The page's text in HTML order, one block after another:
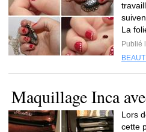
La
Publié
Maquillage Inca
Lors
cette